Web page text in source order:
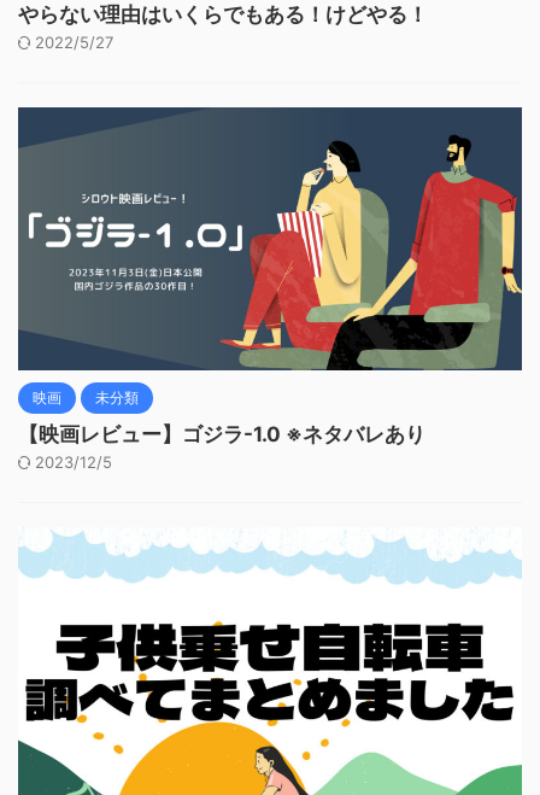
やらない理由はいくらでもある！けどやる！
2022/5/27
映画 未分類
【映画レビュー】ゴジラ-1.0 ※ネタバレあり
2023/12/5